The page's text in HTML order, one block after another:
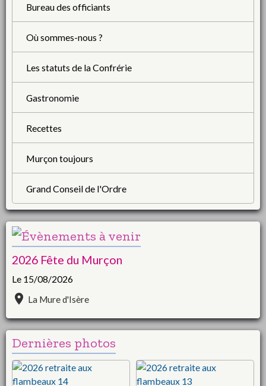
Bureau des officiants
Où sommes-nous ?
Les statuts de la Confrérie
Gastronomie
Recettes
Murçon toujours
Grand Conseil de l'Ordre
2026 Fête du Murçon
Le 15/08/2026
La Mure d'Isère
Dernières photos